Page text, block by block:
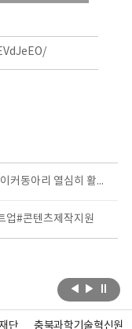
충북콘텐츠코리아랩 2020 메이커동아리 열심히 활동중 #사고다발지역 #포토존
업#콘텐츠제작지원
단 충북과학기술혁신원